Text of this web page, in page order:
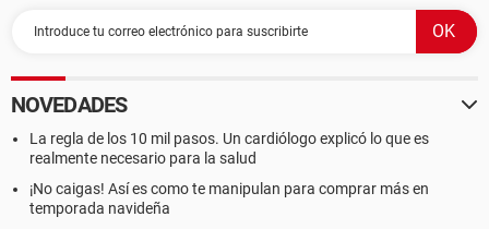
NOVEDADES
La regla de los 10 mil pasos. Un cardiólogo explicó lo que es
realmente necesario para la salud
¡No caigas! Así es como te manipulan para comprar más en
temporada navideña